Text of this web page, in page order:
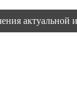
актуальной